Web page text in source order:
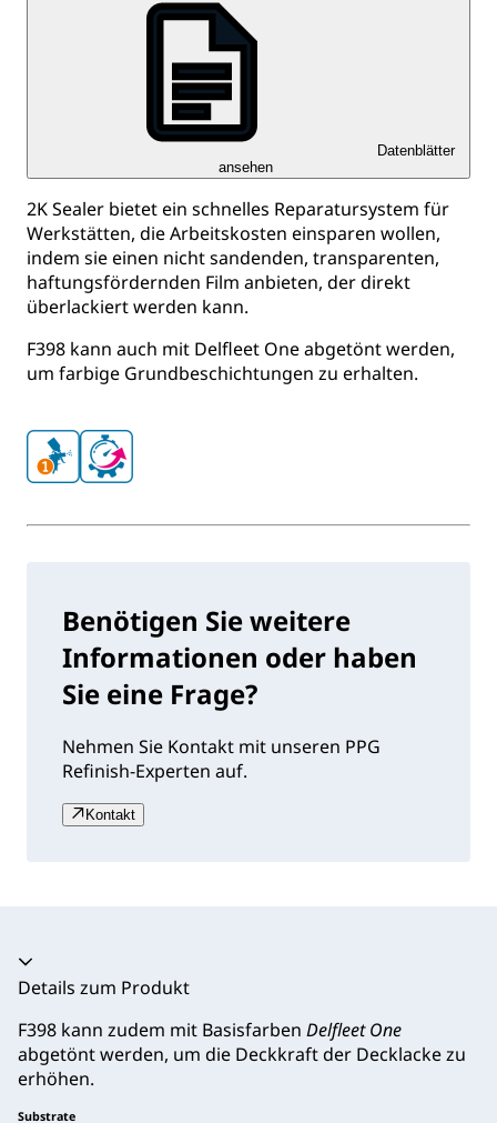
Datenblätter
ansehen
2K Sealer bietet ein schnelles Reparatursystem für
Werkstätten, die Arbeitskosten einsparen wollen,
indem sie einen nicht sandenden, transparenten,
haftungsfördernden Film anbieten, der direkt
überlackiert werden kann.
F398 kann auch mit Delfleet One abgetönt werden,
um farbige Grundbeschichtungen zu erhalten.
Benötigen Sie weitere
Informationen oder haben
Sie eine Frage?
Nehmen Sie Kontakt mit unseren PPG
Refinish-Experten auf.
Kontakt
Akkordeon zusammengeklappt
Details zum Produkt
F398 kann zudem mit Basisfarben Delfleet One
abgetönt werden, um die Deckkraft der Decklacke zu
erhöhen.
Substrate